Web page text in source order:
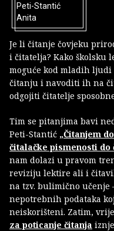
Peti-Stantić
Anita
Je li čitanje čovjeku
i čitatelja? Kako
moguće kod mladih
čitanju i navoditi ih na
odgojiti čitatelje
Tim se pitanjima bavi
Peti-Stantić „Čitanjem
čitalačke pismenosti do
nam dolazi u pravom
reviziju lektire ali i
na tzv. bulimično učenje
nepotrebnih podataka
neiskorišteni. Zatim,
za poticanje čitanja